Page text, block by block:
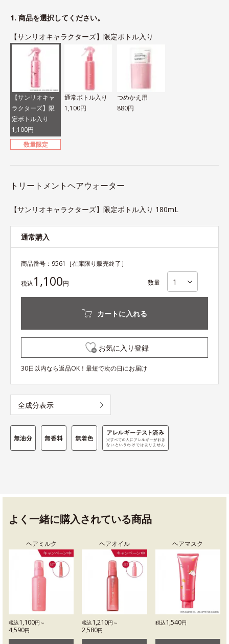
1. 商品を選択してください。
【サンリオキャラクターズ】限定ボトル入り
【サンリオキャ
ラクターズ】限
定ボトル入り
1,100円
数量限定
通常ボトル入り
1,100円
つめかえ用
880円
トリートメントヘアウォーター
【サンリオキャラクターズ】限定ボトル入り 180mL
通常購入
商品番号： 9561 ［在庫限り販売終了］
税込1,100円 数量
カートに入れる
お気に入り登録
30日以内なら返品OK！最短で次の日にお届け
全成分表示
よく一緒に購入されている商品
ヘアミルク
税込1,100円～
4,590円
ヘアオイル
税込1,210円～
2,580円
ヘアマスク
税込1,540円